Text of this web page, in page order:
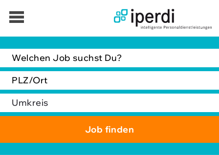
Jobbörse
Bewerber
Unternehmen
Über iperdi